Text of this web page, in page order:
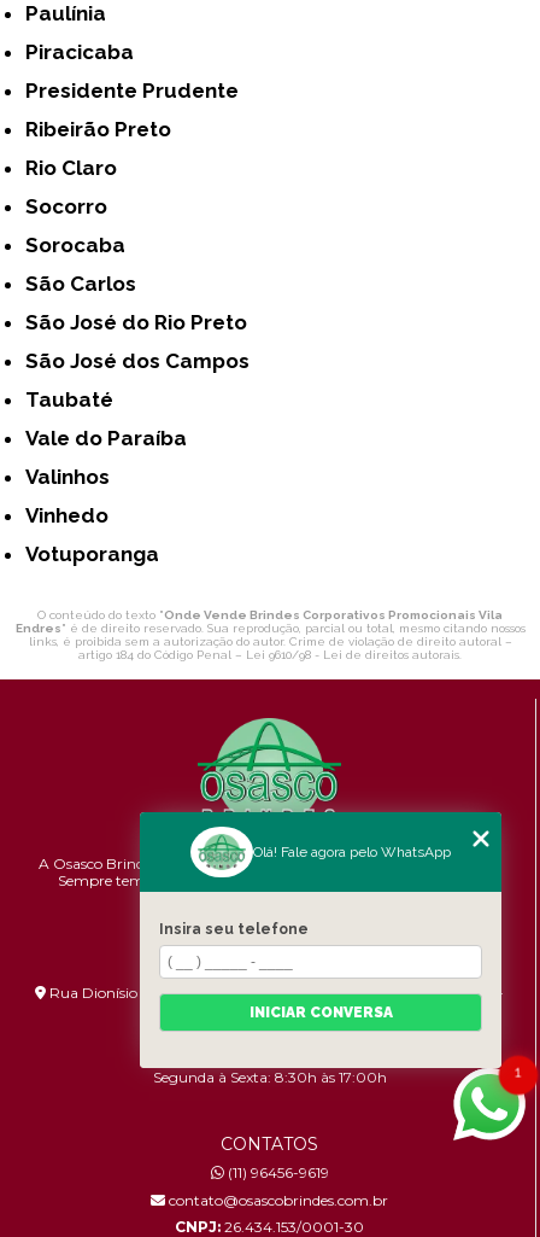
Paulínia
Piracicaba
Presidente Prudente
Ribeirão Preto
Rio Claro
Socorro
Sorocaba
São Carlos
São José do Rio Preto
São José dos Campos
Taubaté
Vale do Paraíba
Valinhos
Vinhedo
Votuporanga
O conteúdo do texto "Onde Vende Brindes Corporativos Promocionais Vila
Endres" é de direito reservado. Sua reprodução, parcial ou total, mesmo citando nossos
links, é proibida sem a autorização do autor. Crime de violação de direito autoral –
artigo 184 do Código Penal – Lei 9610/98 - Lei de direitos autorais
A Osasco Brindes atende a todo o Brasil em brindes personalizados.
Sempre temos promoções e novidades,
Qualidade e Custo-benefício.
ENDEREÇO
Rua Dionísio Bizarro, 233 - Umuarama - São Paulo - SP - 06036-
060
Segunda à Sexta: 8:30h às 17:00h
CONTATOS
(11) 96456-9619
contato@osascobrindes.com.br
CNPJ: 26.434.153/0001-30
1
Olá! Fale agora pelo WhatsApp
Insira seu telefone
INICIAR CONVERSA